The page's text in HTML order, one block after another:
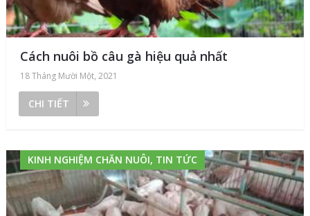
Cách nuôi bồ câu gà hiệu quả nhất
18 Tháng Mười Một, 2021
CHI TIẾT
KINH NGHIỆM CHĂN NUÔI, TIN TỨC